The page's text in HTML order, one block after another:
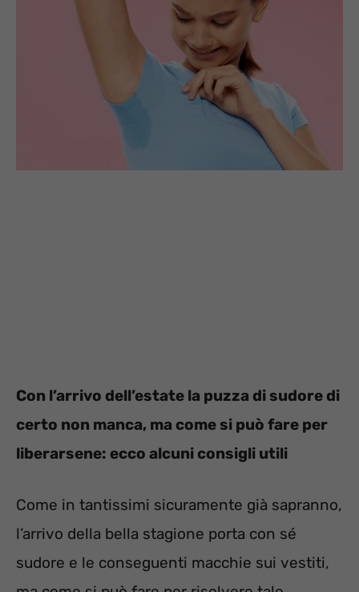
Con l’arrivo dell’estate la puzza di sudore di
certo non manca, ma come si può fare per
liberarsene: ecco alcuni consigli utili
Come in tantissimi sicuramente già sapranno,
l’arrivo della bella stagione porta con sé
sudore e le conseguenti macchie sui vestiti,